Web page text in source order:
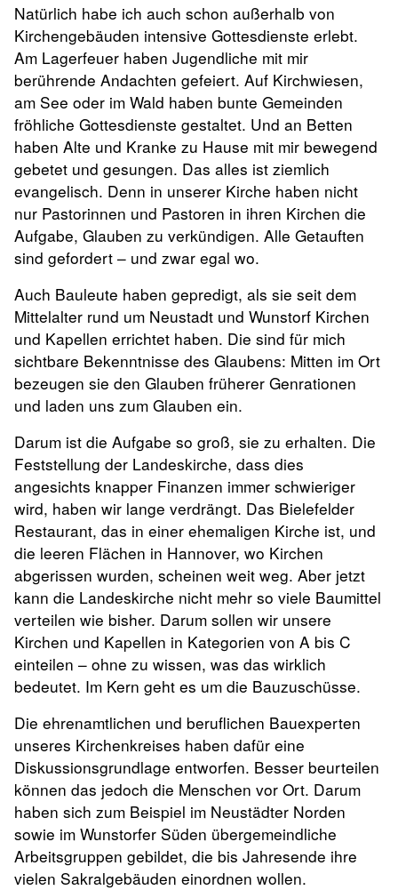
Natürlich habe ich auch schon außerhalb von
Kirchengebäuden intensive Gottesdienste erlebt.
Am Lagerfeuer haben Jugendliche mit mir
berührende Andachten gefeiert. Auf Kirchwiesen,
am See oder im Wald haben bunte Gemeinden
fröhliche Gottesdienste gestaltet. Und an Betten
haben Alte und Kranke zu Hause mit mir bewegend
gebetet und gesungen. Das alles ist ziemlich
evangelisch. Denn in unserer Kirche haben nicht
nur Pastorinnen und Pastoren in ihren Kirchen die
Aufgabe, Glauben zu verkündigen. Alle Getauften
sind gefordert – und zwar egal wo.
Auch Bauleute haben gepredigt, als sie seit dem
Mittelalter rund um Neustadt und Wunstorf Kirchen
und Kapellen errichtet haben. Die sind für mich
sichtbare Bekenntnisse des Glaubens: Mitten im Ort
bezeugen sie den Glauben früherer Genrationen
und laden uns zum Glauben ein.
Darum ist die Aufgabe so groß, sie zu erhalten. Die
Feststellung der Landeskirche, dass dies
angesichts knapper Finanzen immer schwieriger
wird, haben wir lange verdrängt. Das Bielefelder
Restaurant, das in einer ehemaligen Kirche ist, und
die leeren Flächen in Hannover, wo Kirchen
abgerissen wurden, scheinen weit weg. Aber jetzt
kann die Landeskirche nicht mehr so viele Baumittel
verteilen wie bisher. Darum sollen wir unsere
Kirchen und Kapellen in Kategorien von A bis C
einteilen – ohne zu wissen, was das wirklich
bedeutet. Im Kern geht es um die Bauzuschüsse.
Die ehrenamtlichen und beruflichen Bauexperten
unseres Kirchenkreises haben dafür eine
Diskussionsgrundlage entworfen. Besser beurteilen
können das jedoch die Menschen vor Ort. Darum
haben sich zum Beispiel im Neustädter Norden
sowie im Wunstorfer Süden übergemeindliche
Arbeitsgruppen gebildet, die bis Jahresende ihre
vielen Sakralgebäuden einordnen wollen.